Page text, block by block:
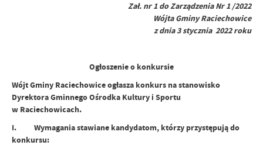
Zał. nr 1 do Zarządzenia Nr 1 /2022
Wójta Gminy Raciechowice
z dnia 3 stycznia 2022 roku
Ogłoszenie o konkursie
Wójt Gminy Raciechowice ogłasza konkurs na stanowisko
Dyrektora Gminnego Ośrodka Kultury i Sportu
w Raciechowicach.
I. Wymagania stawiane kandydatom, którzy przystępują do
konkursu: